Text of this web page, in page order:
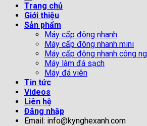
Trang chủ
Giới thiệu
Sản phẩm
Máy cấp đông nhanh
Máy cấp đông nhanh mini
Máy cấp đông nhanh công
Máy làm đá sạch
Máy đá viên
Tin tức
Videos
Liên hệ
Đăng nhập
Email: info@kynghexanh.com